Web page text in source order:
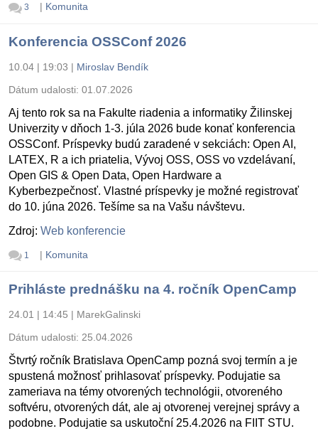
3 | Komunita
Konferencia OSSConf 2026
10.04 | 19:03 | Miroslav Bendík
Dátum udalosti: 01.07.2026
Aj tento rok sa na Fakulte riadenia a informatiky Žilinskej
Univerzity v dňoch 1-3. júla 2026 bude konať konferencia
OSSConf. Príspevky budú zaradené v sekciách: Open AI,
LATEX, R a ich priatelia, Vývoj OSS, OSS vo vzdelávaní,
Open GIS & Open Data, Open Hardware a
Kyberbezpečnosť. Vlastné príspevky je možné registrovať
do 10. júna 2026. Tešíme sa na Vašu návštevu.
Zdroj: Web konferencie
1 | Komunita
Prihláste prednášku na 4. ročník OpenCamp
24.01 | 14:45 | MarekGalinski
Dátum udalosti: 25.04.2026
Štvrtý ročník Bratislava OpenCamp pozná svoj termín a je
spustená možnosť prihlasovať príspevky. Podujatie sa
zameriava na témy otvorených technológii, otvoreného
softvéru, otvorených dát, ale aj otvorenej verejnej správy a
podobne. Podujatie sa uskutoční 25.4.2026 na FIIT STU.